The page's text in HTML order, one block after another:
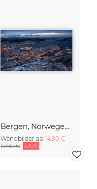
Bergen, Norwegen zur blauen Stunde
Wandbilder ab 14,90 €
17,90 € -20%